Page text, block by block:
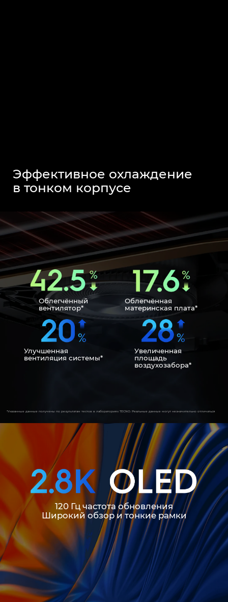
Эффективное охлаждение
в тонком корпусе
Облегчённый
вентилятор*
Облегчённая
материнская плата*
Улучшенная
вентиляция системы*
Увеличенная
площадь
воздухозабора*
*Указанные данные получены по результатам тестов в лабораториях TECNO. Реальные данные могут незначительно отличаться
120 Гц частота обновления
Широкий обзор и тонкие рамки